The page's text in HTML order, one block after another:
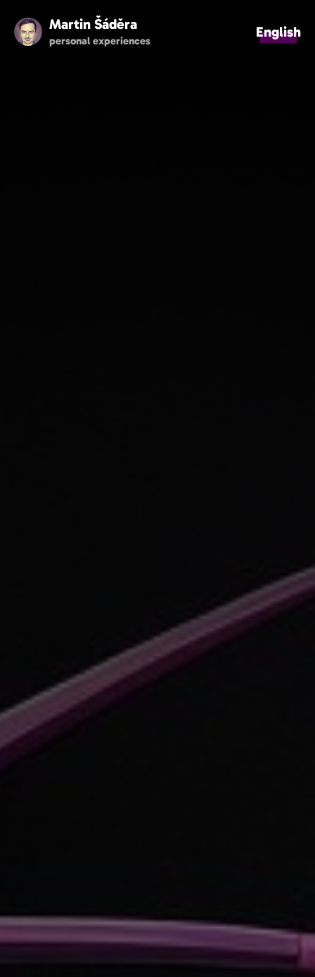
Martin Šáděra
personal experiences
English